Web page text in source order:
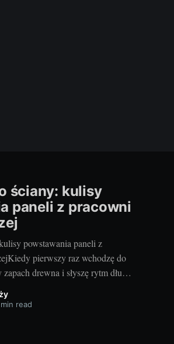
ściany: kulisy
paneli z pracowni
powstawania paneli z
pierwszy raz wchodzę do
drewna i słyszę rytm dłut,
panele, które później
– od hotelowych lobby po
read